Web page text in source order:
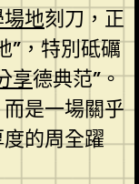
地刻刀，正
”，特別砥礪
享德典范”。
是一場關乎
的周全躍